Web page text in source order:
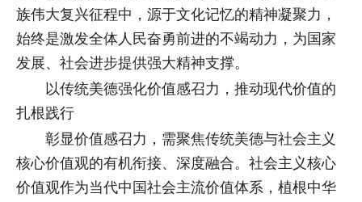
族伟大复兴征程中，源于文化记忆的精神凝聚力，
始终是激发全体人民奋勇前进的不竭动力，为国家
发展、社会进步提供强大精神支撑。
以传统美德强化价值感召力，推动现代价值的
扎根践行
彰显价值感召力，需聚焦传统美德与社会主义
核心价值观的有机衔接、深度融合。社会主义核心
价值观作为当代中国社会主流价值体系，植根中华